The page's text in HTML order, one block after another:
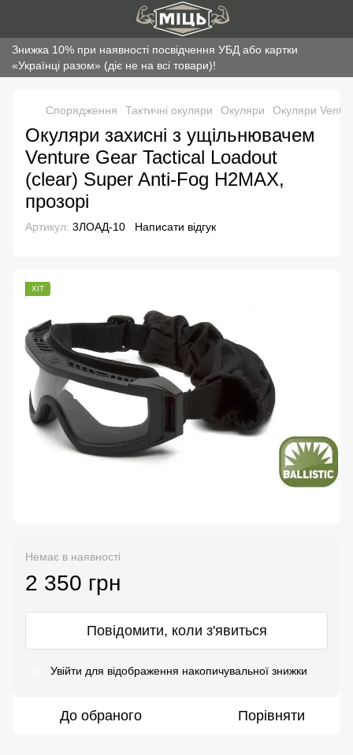
Знижка 10% при наявності посвідчення УБД або картки
«Українці разом» (діє не на всі товари)!
Спорядження Тактичні окуляри Окуляри Окуляри
Окуляри захисні з ущільнювачем
Venture Gear Tactical Loadout
(clear) Super Anti-Fog H2MAX,
прозорі
Артикул: 3ЛОАД-10 Написати відгук
ХІТ
Немає в наявності
2 350 грн
Повідомити, коли з'явиться
Увійти для відображення накопичувальної знижки
До обраного Порівняти